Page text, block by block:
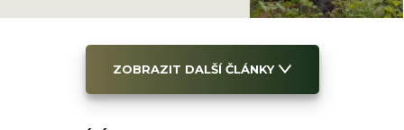
ZOBRAZIT DALŠÍ ČLÁNKY